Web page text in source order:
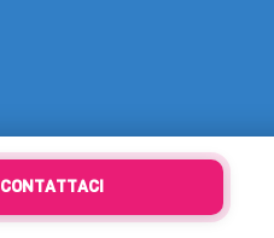
CONTATTACI